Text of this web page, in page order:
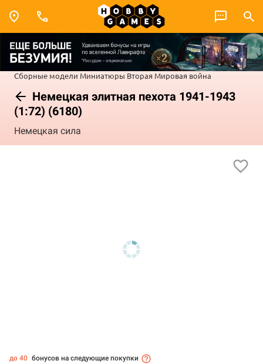
Сборные модели Миниатюры Вторая Мировая война
Немецкая элитная пехота 1941-1943
(1:72) (6180)
Немецкая сила
до 40 бонусов на следующие покупки